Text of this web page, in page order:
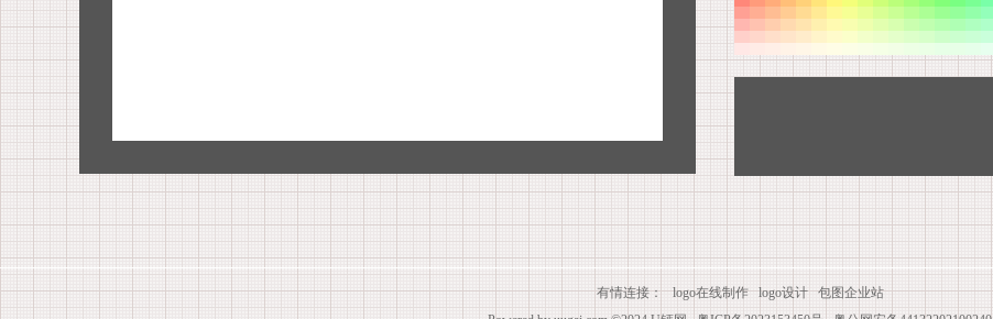
有情连接：logo在线制作 logo设计
包图企业站